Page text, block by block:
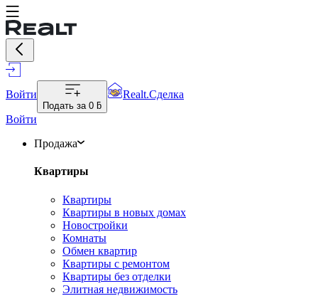
Войти
Подать за 0 ƃ
Realt.Сделка
Войти
Продажа
Квартиры
Квартиры
Квартиры в новых домах
Новостройки
Комнаты
Обмен квартир
Квартиры с ремонтом
Квартиры без отделки
Элитная недвижимость